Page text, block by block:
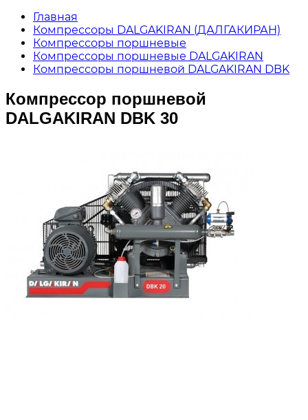
Главная
Компрессоры DALGAKIRAN (ДАЛГАКИРАН)
Компрессоры поршневые
Компрессоры поршневые DALGAKIRAN
Компрессоры поршневой DALGAKIRAN DBK
Компрессор поршневой
DALGAKIRAN DBK 30